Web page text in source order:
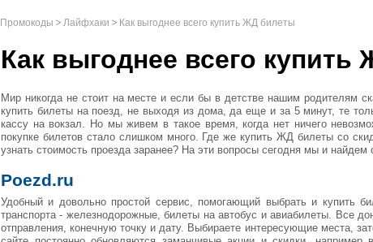
Промокоды Лайфхаки Как выгоднее всего купить ЖД билеты
Как выгоднее всего
Мир никогда не стоит на месте и если бы в детстве нашим родителям
купить билеты на поезд, не выходя из дома, да еще и за 5 минут, те
кассу на вокзал. Но мы живем в такое время, когда нет ничего
покупке билетов стало слишком много. Где же купить ЖД билеты со
узнать стоимость проезда заранее? На эти вопросы сегодня мы и найдем
Poezd.ru
Удобный и довольно простой сервис, помогающий выбрать и купить
транспорта - железнодорожные, билеты на автобус и авиабилеты. Все
отправления, конечную точку и дату. Выбираете интересующие места,